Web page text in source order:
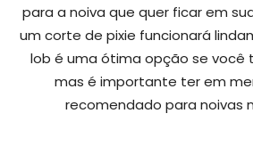
para a noiva que quer ficar em
um corte de pixie funcionará
lob é uma ótima opção se você
mas é importante ter em
recomendado para noivas